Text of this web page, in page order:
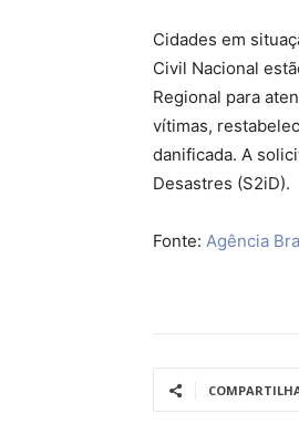
Cidades em
Civil Nacional
Regional para
vítimas,
danificada. A
Desastres (S2iD).
Fonte: Agência